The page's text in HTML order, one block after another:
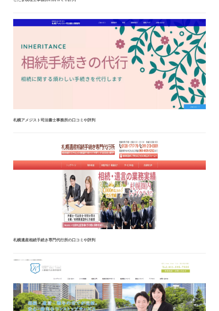
札幌アメジスト司法書士事務所の口コミや評判
札幌遺産相続手続き専門代行所の口コミや評判